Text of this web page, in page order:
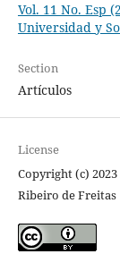
Vol. 11 No. Esp
Universidad y
Section
Artículos
License
Copyright (c)
Ribeiro de Freitas